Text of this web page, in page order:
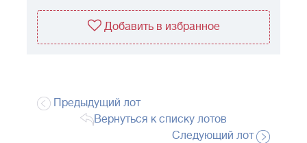
Добавить в избранное
Предыдущий лот
Вернуться к списку лотов
Следующий лот